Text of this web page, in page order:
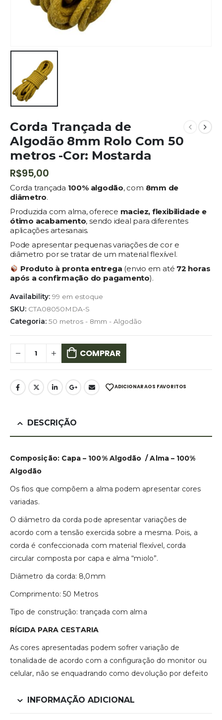
Corda Trançada de
Algodão 8mm Rolo Com 50
metros -Cor: Mostarda
R$95,00
Corda trançada 100% algodão, com 8mm de
diâmetro.
Produzida com alma, oferece maciez, flexibilidade e
ótimo acabamento, sendo ideal para diferentes
aplicações artesanais.
Pode apresentar pequenas variações de cor e
diâmetro por se tratar de um material flexível.
Produto à pronta entrega (envio em até 72 horas
após a confirmação do pagamento).
Availability: 99 em estoque
SKU: CTA08050MDA-S
Categoria: 50 metros - 8mm - Algodão
COMPRAR
ADICIONAR AOS FAVORITOS
DESCRIÇÃO
Composição: Capa – 100% Algodão / Alma – 100%
Algodão
Os fios que compõem a alma podem apresentar cores
variadas.
O diâmetro da corda pode apresentar variações de
acordo com a tensão exercida sobre a mesma. Pois, a
corda é confeccionada com material flexível, corda
circular composta por capa e alma “miolo”.
Diâmetro da corda: 8,0mm
Comprimento: 50 Metros
Tipo de construção: trançada com alma
RÍGIDA PARA CESTARIA
As cores apresentadas podem sofrer variação de
tonalidade de acordo com a configuração do monitor ou
celular, não se enquadrando como devolução por defeito
INFORMAÇÃO ADICIONAL